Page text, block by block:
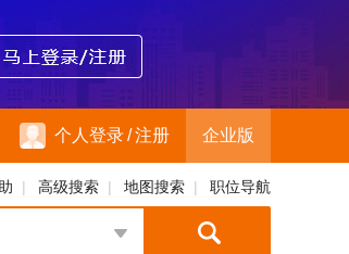
个人登录/注册 企业版
| 高级搜索 | 地图搜索 | 职位导航